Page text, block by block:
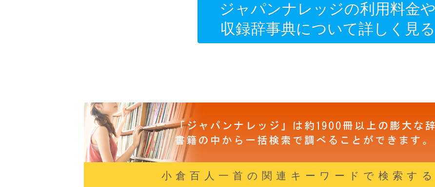
ジャパンナレッジの利用料金や
収録辞事典について詳しく見る
小倉百人一首の関連キーワードで検索する